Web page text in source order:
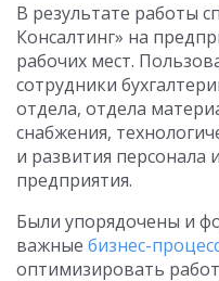
В результате работы
Консалтинг» на
рабочих мест.
сотрудники
отдела, отдела
снабжения,
и развития персонала
предприятия.
Были упорядочены и
важные бизнес-
оптимизировать